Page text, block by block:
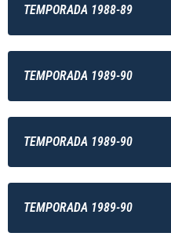
TEMPORADA 1988-89
TEMPORADA 1989-90
TEMPORADA 1989-90
TEMPORADA 1989-90